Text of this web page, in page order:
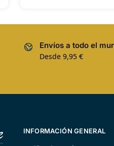
Envíos a todo el
Desde 9,95 €
INFORMACIÓN GENERAL